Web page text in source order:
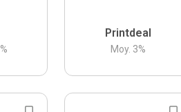
%
Printdeal
Moy. 3%